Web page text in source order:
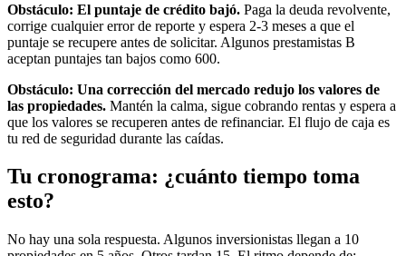
Obstáculo: El puntaje de crédito bajó. Paga la deuda revolvente,
corrige cualquier error de reporte y espera 2-3 meses a que el
puntaje se recupere antes de solicitar. Algunos prestamistas B
aceptan puntajes tan bajos como 600.
Obstáculo: Una corrección del mercado redujo los valores de
las propiedades. Mantén la calma, sigue cobrando rentas y espera a
que los valores se recuperen antes de refinanciar. El flujo de caja es
tu red de seguridad durante las caídas.
Tu cronograma: ¿cuánto tiempo toma
esto?
No hay una sola respuesta. Algunos inversionistas llegan a 10